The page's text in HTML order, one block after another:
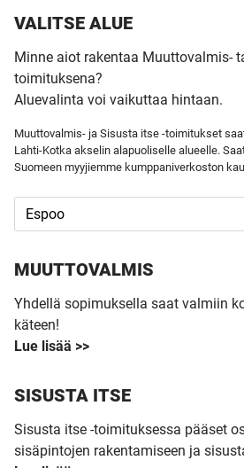
VALITSE ALUE
Minne aiot rakentaa Muuttovalmis-
toimituksena?
Aluevalinta voi vaikuttaa hintaan.
Muuttovalmis- ja Sisusta itse -toimitukset
Lahti-Kotka akselin alapuoliselle alueelle.
Suomeen myyjiemme kumppaniverkoston
MUUTTO­VALMIS
Yhdellä sopimuksella saat valmiin
käteen!
Lue lisää >>
SISUSTA ITSE
Sisusta itse -toimituksessa pääset
sisäpintojen rakentamiseen ja